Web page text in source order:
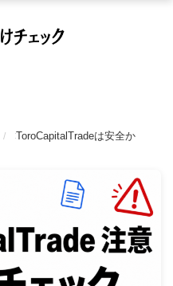
/ ToroCapitalTradeは安全か｜当